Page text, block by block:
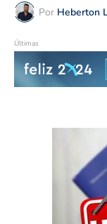
Por Heberton
Últimas